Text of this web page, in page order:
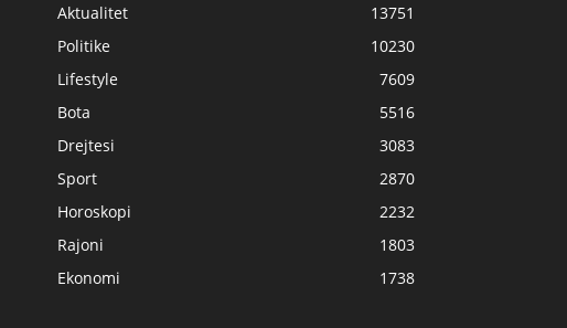
Aktualitet
13751
Politike
10230
Lifestyle
7609
Bota
5516
Drejtesi
3083
Sport
2870
Horoskopi
2232
Rajoni
1803
Ekonomi
1738